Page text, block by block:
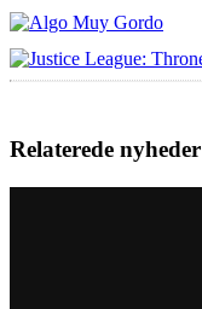
Relaterede nyheder